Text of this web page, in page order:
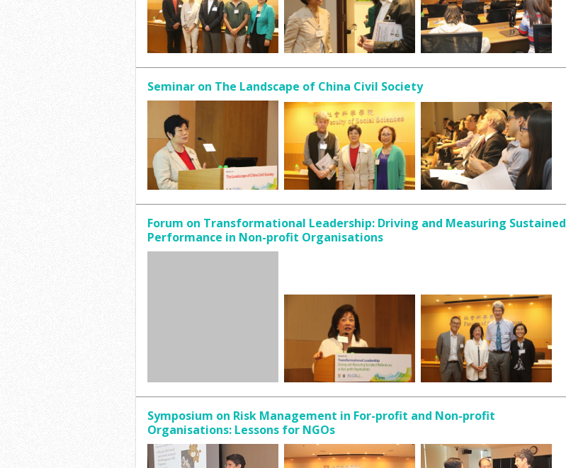
Seminar on The Landscape of China Civil Society
Forum on Transformational Leadership: Driving and Measuring Sustained
Performance in Non-profit Organisations
Symposium on Risk Management in For-profit and Non-profit
Organisations: Lessons for NGOs